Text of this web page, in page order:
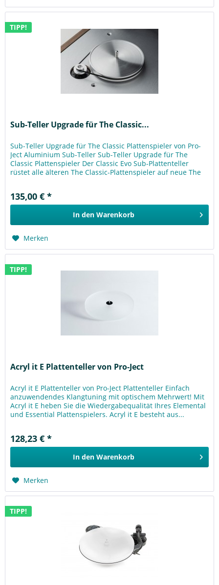
TIPP!
Sub-Teller Upgrade für The Classic...
Sub-Teller Upgrade für The Classic Plattenspieler von Pro-
Ject Aluminium Sub-Teller Sub-Teller Upgrade für The
Classic Plattenspieler Der Classic Evo Sub-Plattenteller
rüstet alle älteren The Classic-Plattenspieler auf neue The
135,00 € *
In den Warenkorb
Merken
TIPP!
Acryl it E Plattenteller von Pro-Ject
Acryl it E Plattenteller von Pro-Ject Plattenteller Einfach
anzuwendendes Klangtuning mit optischem Mehrwert! Mit
Acryl it E heben Sie die Wiedergabequalität Ihres Elemental
und Essential Plattenspielers. Acryl it E besteht aus...
128,23 € *
In den Warenkorb
Merken
TIPP!